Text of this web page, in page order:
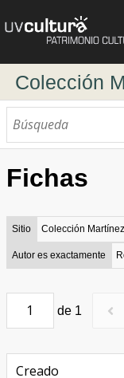
Colección
Explorar
Búsqueda avanzada
Fichas
Sitio Colección
Autor es exactamente
de 1